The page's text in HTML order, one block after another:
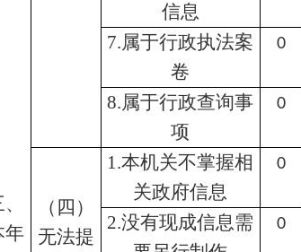
年
信息
7.属于行政执法案
卷
0
8.属于行政查询事
项
0
（四）
无法提
1.本机关不掌握相
关政府信息
0
2.没有现成信息需
0